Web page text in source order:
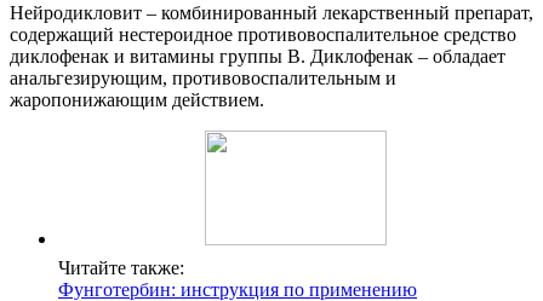
Нейродикловит – комбинированный лекарственный препарат,
содержащий нестероидное противовоспалительное средство
диклофенак и витамины группы В. Диклофенак – обладает
анальгезирующим, противовоспалительным и
жаропонижающим действием.
Читайте также:
Фунготербин: инструкция по применению